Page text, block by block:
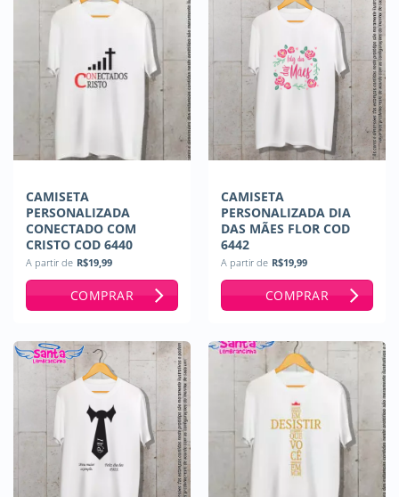
CAMISETA
PERSONALIZADA
CONECTADO COM
CRISTO COD 6440
A partir de R$19,99
COMPRAR
CAMISETA
PERSONALIZADA DIA
DAS MÃES FLOR COD
6442
A partir de R$19,99
COMPRAR